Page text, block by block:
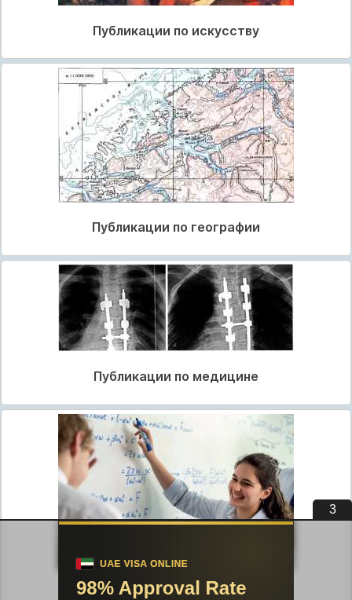
Публикации по искусству
Публикации по географии
Публикации по медицине
Публикации по педагогике
3